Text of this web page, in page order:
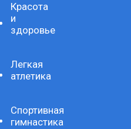
Красота
и
здоровье
Легкая
атлетика
Спортивная
гимнастика